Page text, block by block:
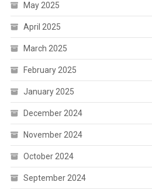
May 2025
April 2025
March 2025
February 2025
January 2025
December 2024
November 2024
October 2024
September 2024